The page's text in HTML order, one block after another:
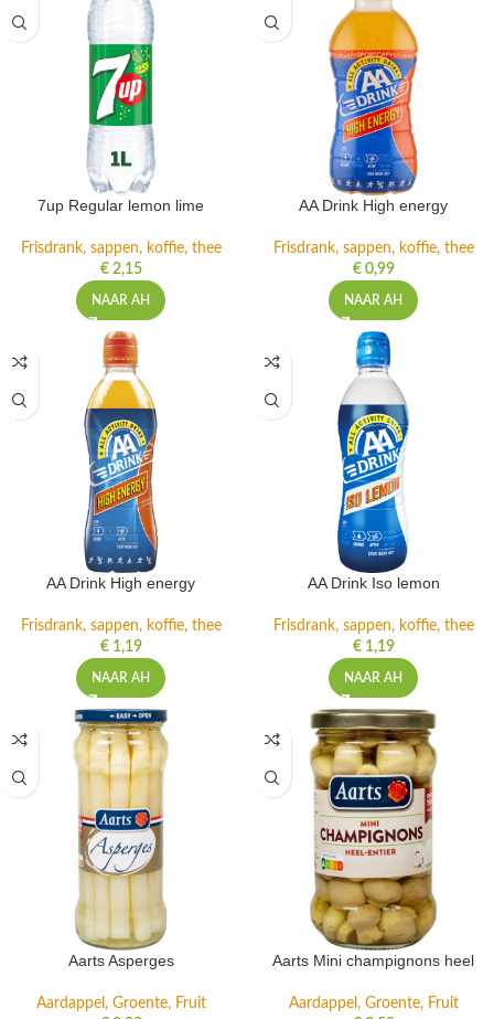
7up Regular lemon lime
Frisdrank, sappen, koffie, thee
€2,15
NAAR AH
AA Drink High energy
Frisdrank, sappen, koffie, thee
€0,99
NAAR AH
AA Drink High energy
Frisdrank, sappen, koffie, thee
€1,19
NAAR AH
AA Drink Iso lemon
Frisdrank, sappen, koffie, thee
€1,19
NAAR AH
Aarts Asperges
Aardappel, Groente, Fruit
Aarts Mini champignons heel
Aardappel, Groente, Fruit